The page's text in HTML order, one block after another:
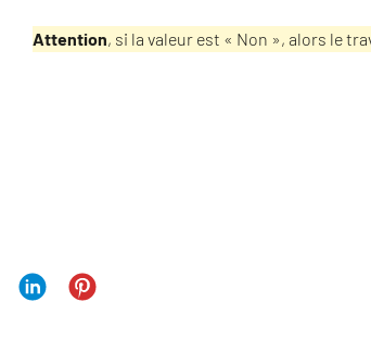
Attention, si la valeur est « Non », alors le